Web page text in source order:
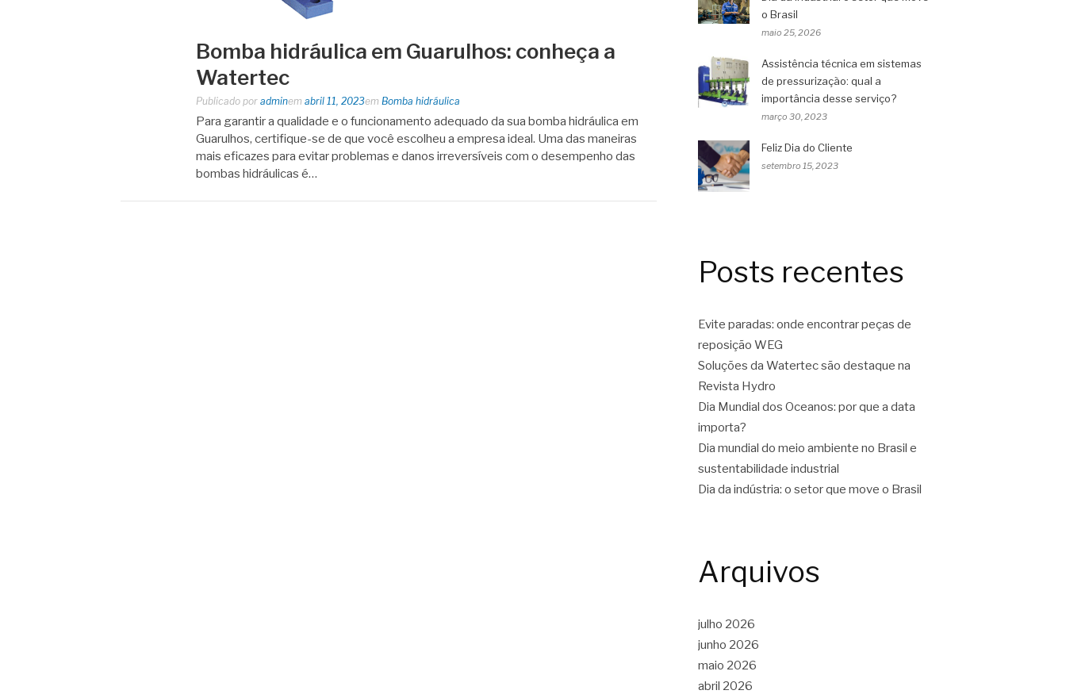
Bomba hidráulica em Guarulhos: conheça a
Watertec
Publicado por adminem abril 11, 2023em Bomba hidráulica
Para garantir a qualidade e o funcionamento adequado da sua bomba hidráulica em
Guarulhos, certifique-se de que você escolheu a empresa ideal. Uma das maneiras
mais eficazes para evitar problemas e danos irreversíveis com o desempenho das
bombas hidráulicas é…
o Brasil
maio 25, 2026
Assistência técnica em sistemas
de pressurização: qual a
importância desse serviço?
março 30, 2023
Feliz Dia do Cliente
setembro 15, 2023
Posts recentes
Evite paradas: onde encontrar peças de
reposição WEG
Soluções da Watertec são destaque na
Revista Hydro
Dia Mundial dos Oceanos: por que a data
importa?
Dia mundial do meio ambiente no Brasil e
sustentabilidade industrial
Dia da indústria: o setor que move o Brasil
Arquivos
julho 2026
junho 2026
maio 2026
abril 2026